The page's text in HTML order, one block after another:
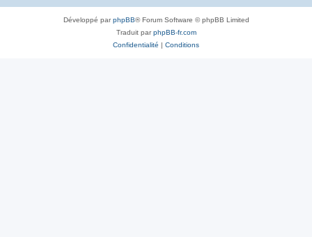
Développé parphpBB® Forum Software © phpBB Limited
Traduit parphpBB-fr.com
Confidentialité | Conditions